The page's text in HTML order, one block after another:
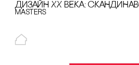
ДИЗАЙН XX ВЕКА:
Masters